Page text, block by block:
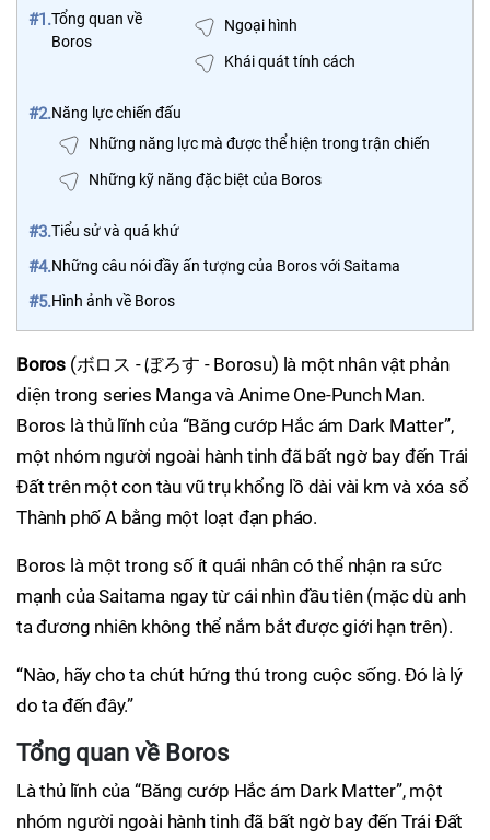
#1.Tổng quan về
Boros
Ngoại hình
Khái quát tính cách
#2.Năng lực chiến đấu
Những năng lực mà được thể hiện trong trận chiến
Những kỹ năng đặc biệt của Boros
#3.Tiểu sử và quá khứ
#4.Những câu nói đầy ấn tượng của Boros với Saitama
#5.Hình ảnh về Boros
Boros (ボロス - ぼろす - Borosu) là một nhân vật phản
diện trong series Manga và Anime One-Punch Man.
Boros là thủ lĩnh của “Băng cướp Hắc ám Dark Matter”,
một nhóm người ngoài hành tinh đã bất ngờ bay đến Trái
Đất trên một con tàu vũ trụ khổng lồ dài vài km và xóa sổ
Thành phố A bằng một loạt đạn pháo.
Boros là một trong số ít quái nhân có thể nhận ra sức
mạnh của Saitama ngay từ cái nhìn đầu tiên (mặc dù anh
ta đương nhiên không thể nắm bắt được giới hạn trên).
“Nào, hãy cho ta chút hứng thú trong cuộc sống. Đó là lý
do ta đến đây.”
Tổng quan về Boros
Là thủ lĩnh của “Băng cướp Hắc ám Dark Matter”, một
nhóm người ngoài hành tinh đã bất ngờ bay đến Trái Đất